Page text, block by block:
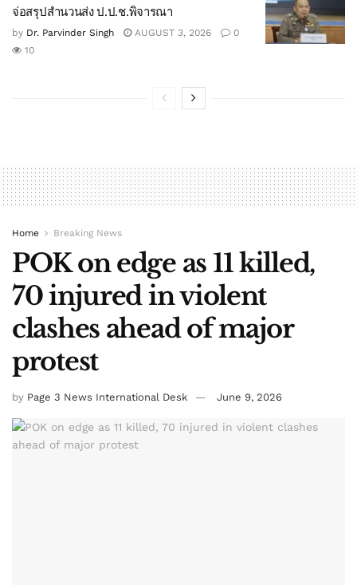
จ่อสรุปสำนวนส่ง ป.ป.ช.พิจารณา
by Dr. Parvinder Singh AUGUST 3, 2026
0
10
Home Breaking News
POK on edge as 11 killed,
70 injured in violent
clashes ahead of major
protest
by Page 3 News International Desk June 9, 2026